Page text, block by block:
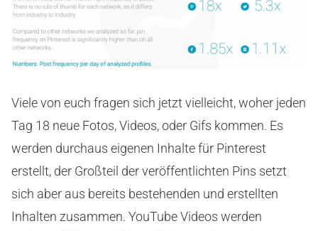
Viele von euch fragen sich jetzt vielleicht, woher jeden
Tag 18 neue Fotos, Videos, oder Gifs kommen. Es
werden durchaus eigenen Inhalte für Pinterest
erstellt, der Großteil der veröffentlichten Pins setzt
sich aber aus bereits bestehenden und erstellten
Inhalten zusammen. YouTube Videos werden